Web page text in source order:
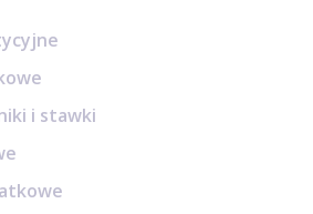
i stawki